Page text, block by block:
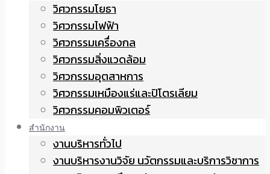
วิศวกรรมโยธา
วิศวกรรมไฟฟ้า
วิศวกรรมเครื่องกล
วิศวกรรมสิ่งแวดล้อม
วิศวกรรมอุตสาหการ
วิศวกรรมเหมืองแร่และปิโตรเลียม
วิศวกรรมคอมพิวเตอร์
สำนักงาน
งานบริหารทั่วไป
งานบริหารงานวิจัย นวัตกรรมและบริการวิชาการ